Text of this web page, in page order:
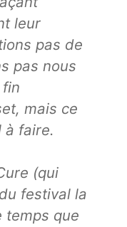
leur
pas de
pas nous
mais ce
à faire.
(qui
festival la
temps que